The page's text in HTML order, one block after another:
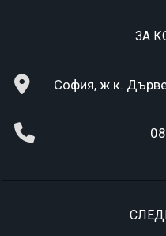
ЗА
София, ж.к.